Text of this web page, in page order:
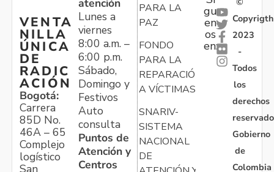
VENTA
NILLA
ÚNICA
DE
RADIC
ACIÓN
Bogotá:
Carrera
85D No.
46A – 65
Complejo
logístico
San
atención
Lunes a
viernes
8:00 a.m. –
6:00 p.m.
Sábado,
Domingo y
Festivos
Auto
consulta
Puntos de
Atención y
Centros
PARA LA
PAZ
FONDO
PARA LA
REPARACIÓN
A VÍCTIMAS
SNARIV-
SISTEMA
NACIONAL
DE
gu
en
os
en:
Copyrigth
2023
-
Todos
los
derechos
Gobierno
de
Colombia